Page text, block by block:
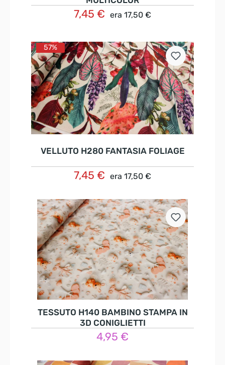
7,45 € era 17,50 €
Nel carrello
57%
VELLUTO H280 FANTASIA FOLIAGE
7,45 € era 17,50 €
Nel carrello
TESSUTO H140 BAMBINO STAMPA IN
3D CONIGLIETTI
4,95 €
Nel carrello